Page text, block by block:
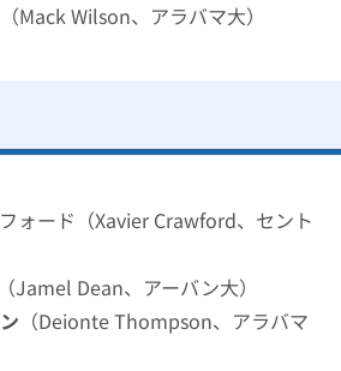
（Mack Wilson、アラバマ大）
ォード（Xavier Crawford、セント
Jamel Dean、アーバン大）
（Deionte Thompson、アラバマ